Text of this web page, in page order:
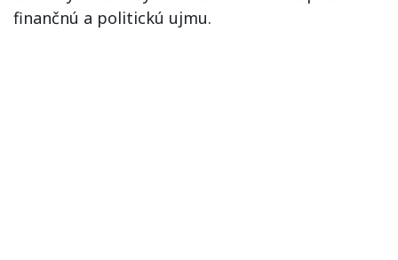
finančnú a politickú ujmu.